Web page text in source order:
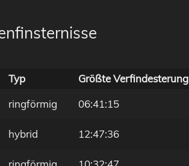
Typ Größte Verfindesterung
ringförmig 06:41:15
hybrid 12:47:36